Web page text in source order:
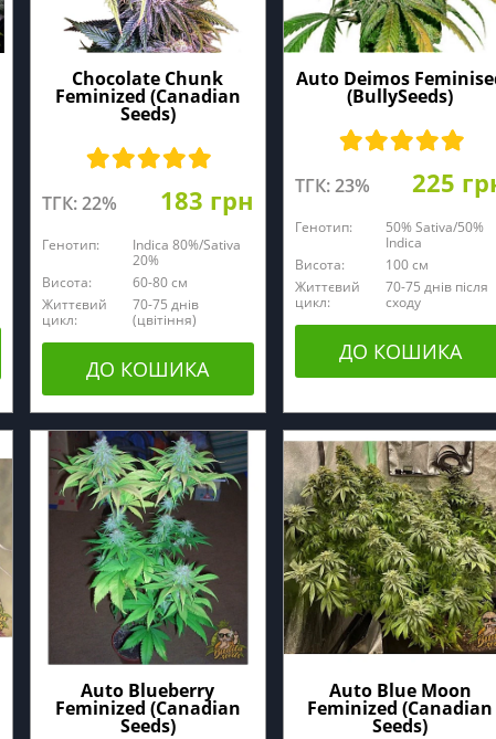
Chocolate Chunk
Feminized (Canadian
Seeds)
ТГК: 22% 183 грн
Генотип:
Indica 80%/Sativa
20%
Висота:
60-80 cм
Життєвий
цикл:
70-75 днів
(цвітіння)
ДО КОШИКА
Auto Deimos
(BullySeeds)
ТГК: 23% 225
Генотип:
50% Sativa/50%
Indica
Висота:
100 см
Життєвий
цикл:
70-75 днів після
сходу
ДО КОШИКА
Auto Blueberry
Feminized (Canadian
Seeds)
Auto Blue Moon
Feminized (Canadian
Seeds)